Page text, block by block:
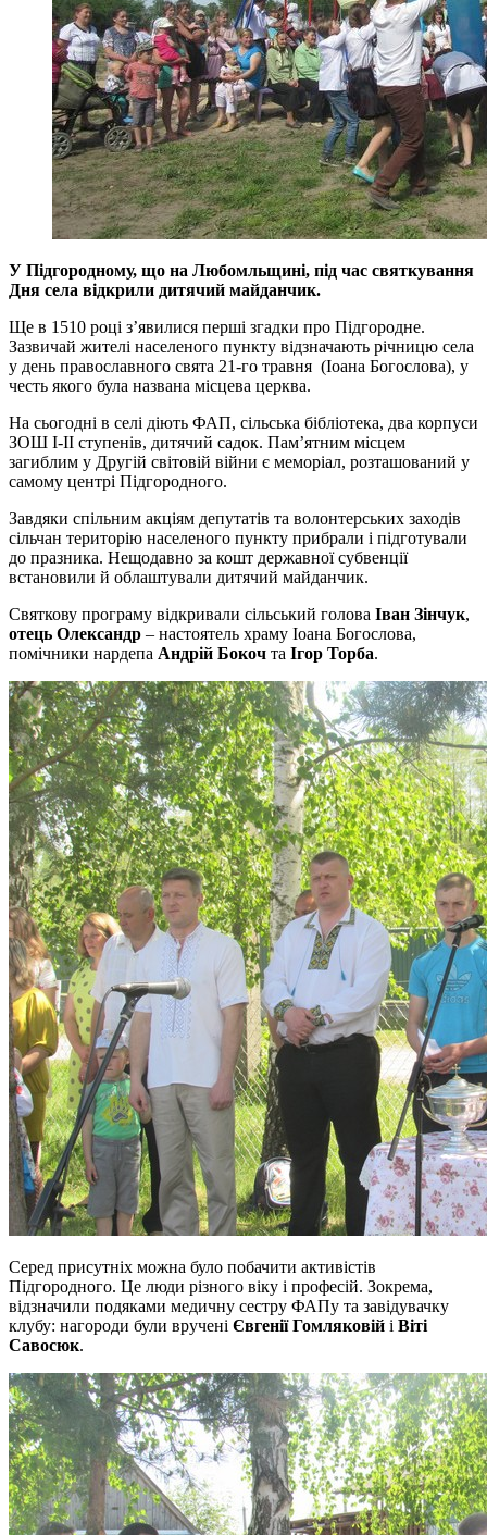
У Підгородному, що на Любомльщині, під час святкування
Дня села відкрили дитячий майданчик.
Ще в 1510 році з’явилися перші згадки про Підгородне.
Зазвичай жителі населеного пункту відзначають річницю села
у день православного свята 21-го травня (Іоана Богослова), у
честь якого була названа місцева церква.
На сьогодні в селі діють ФАП, сільська бібліотека, два корпуси
ЗОШ І-ІІ ступенів, дитячий садок. Пам’ятним місцем
загиблим у Другій світовій війни є меморіал, розташований у
самому центрі Підгородного.
Завдяки спільним акціям депутатів та волонтерських заходів
сільчан територію населеного пункту прибрали і підготували
до празника. Нещодавно за кошт державної субвенції
встановили й облаштували дитячий майданчик.
Святкову програму відкривали сільський голова Іван Зінчук,
отець Олександр – настоятель храму Іоана Богослова,
помічники нардепа Андрій Бокоч та Ігор Торба.
Серед присутніх можна було побачити активістів
Підгородного. Це люди різного віку і професій. Зокрема,
відзначили подяками медичну сестру ФАПу та завідувачку
клубу: нагороди були вручені Євгенії Гомляковій і Віті
Савосюк.